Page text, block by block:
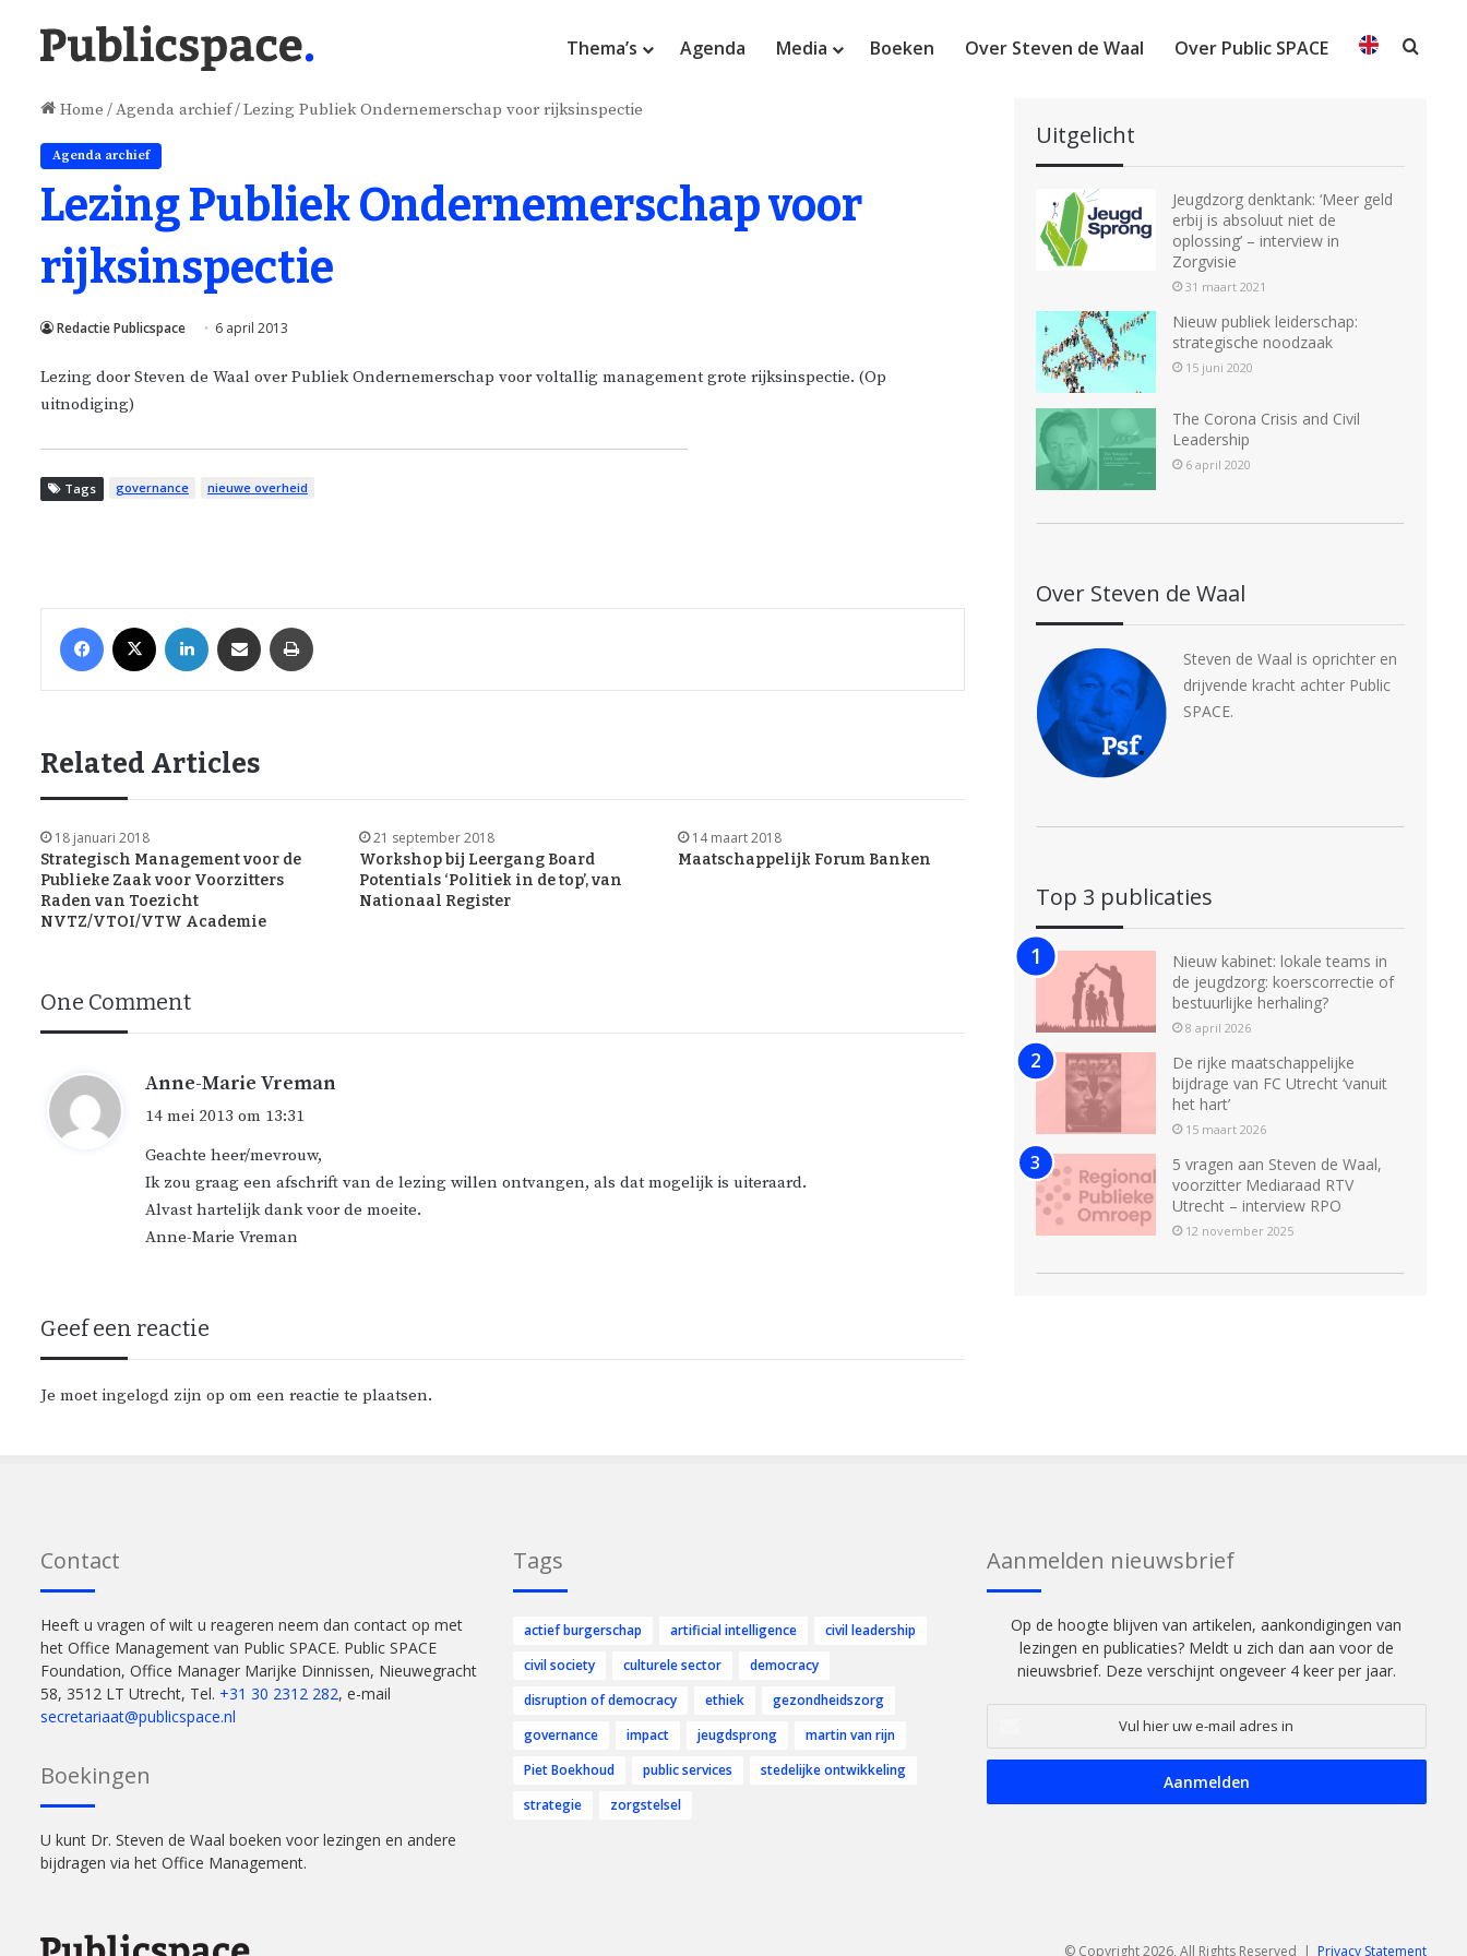
Thema’s Agenda Media Boeken Over Steven de Waal Over Public SPACE
Home /Agenda archief/Lezing Publiek Ondernemerschap voor rijksinspectie
Agenda archief
Lezing Publiek Ondernemerschap voor
rijksinspectie
Redactie Publicspace 6 april 2013
Lezing door Steven de Waal over Publiek Ondernemerschap voor voltallig management grote rijksinspectie. (Op
uitnodiging)
Tags governance nieuwe overheid
Related Articles
18 januari 2018
Strategisch Management voor de
Publieke Zaak voor Voorzitters
Raden van Toezicht
NVTZ/VTOI/VTW Academie
21 september 2018
Workshop bij Leergang Board
Potentials ‘Politiek in de top’, van
Nationaal Register
14 maart 2018
Maatschappelijk Forum Banken
One Comment
Anne-Marie Vreman
14 mei 2013 om 13:31
Geachte heer/mevrouw,
Ik zou graag een afschrift van de lezing willen ontvangen, als dat mogelijk is uiteraard.
Alvast hartelijk dank voor de moeite.
Anne-Marie Vreman
Geef een reactie
Je moet ingelogd zijn op om een reactie te plaatsen.
Uitgelicht
Jeugdzorg denktank: ‘Meer geld
erbij is absoluut niet de
oplossing’ – interview in
Zorgvisie
31 maart 2021
Nieuw publiek leiderschap:
strategische noodzaak
15 juni 2020
The Corona Crisis and Civil
Leadership
6 april 2020
Over Steven de Waal
Steven de Waal is oprichter en
drijvende kracht achter Public
SPACE.
Top 3 publicaties
Nieuw kabinet: lokale teams in
de jeugdzorg: koerscorrectie of
bestuurlijke herhaling?
8 april 2026
De rijke maatschappelijke
bijdrage van FC Utrecht ‘vanuit
het hart’
15 maart 2026
5 vragen aan Steven de Waal,
voorzitter Mediaraad RTV
Utrecht – interview RPO
12 november 2025
Contact
Heeft u vragen of wilt u reageren neem dan contact op met
het Office Management van Public SPACE. Public SPACE
Foundation, Office Manager Marijke Dinnissen, Nieuwegracht
58, 3512 LT Utrecht, Tel. +31 30 2312 282, e-mail
secretariaat@publicspace.nl
Boekingen
U kunt Dr. Steven de Waal boeken voor lezingen en andere
bijdragen via het Office Management.
Tags
actief burgerschap artificial intelligence
civil leadership
civil society
culturele sector
democracy
disruption of democracy
ethiek
gezondheidszorg
governance
impact jeugdsprong
martin van rijn
Piet Boekhoud
public services
stedelijke ontwikkeling
strategie
zorgstelsel
Aanmelden nieuwsbrief
Op de hoogte blijven van artikelen, aankondigingen van
lezingen en publicaties? Meldt u zich dan aan voor de
nieuwsbrief. Deze verschijnt ongeveer 4 keer per jaar.
uw
mail
© Copyright 2026, All Rights Reserved | Privacy Statement